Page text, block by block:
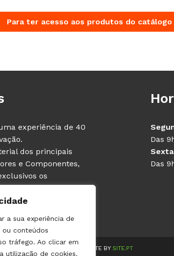
a sua experiência de
ou conteúdos
tráfego. Ao clicar em
utilização de cookies.
Para ter acesso aos produtos do
experiência de 40
dos principais
e Componentes,
os
sector (fabricantes e
Das
Das
DIREITOS RESERVADOS | WEBSITE BY SITE.PT